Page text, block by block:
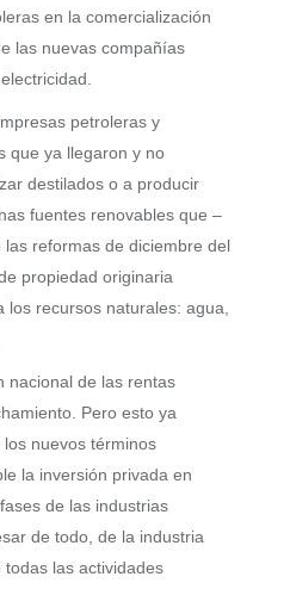
en la comercialización
las nuevas compañías
petroleras y
que ya llegaron y no
destilados o a producir
fuentes renovables que –
reformas de diciembre del
propiedad originaria
los recursos naturales: agua,
nacional de las rentas
Pero esto ya
nuevos términos
la inversión privada en
de las industrias
de todo, de la industria
las actividades